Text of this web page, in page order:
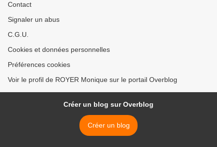
Contact
Signaler un abus
C.G.U.
Cookies et données personnelles
Préférences cookies
Voir le profil de ROYER Monique sur le portail Overblog
Créer un blog sur Overblog
Créer un blog